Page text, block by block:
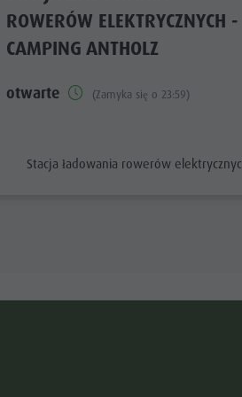
ROWERÓW ELEKTRYCZNYCH -
CAMPING ANTHOLZ
otwarte (Zamyka się o 23:59)
aria.poi_category_prefix
Stacja ładowania rowerów